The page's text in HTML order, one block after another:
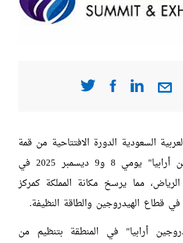
السعودية الدورة الافتتاحية من قمة
ومعرض "هيدروجين أرابيا" يومي 8 و9 ديسمبر 2025 في
مما يرسخ مكانة المملكة كمركز
في قطاع الهيدروجين والطاقة النظيفة.
أرابيا" في المنطقة بتنظيم من